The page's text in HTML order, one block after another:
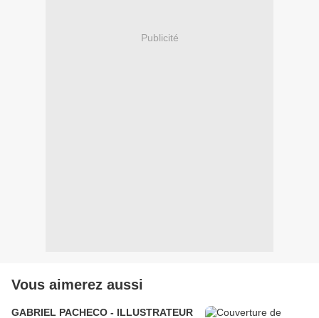
Publicité
Vous aimerez aussi
GABRIEL PACHECO - ILLUSTRATEUR